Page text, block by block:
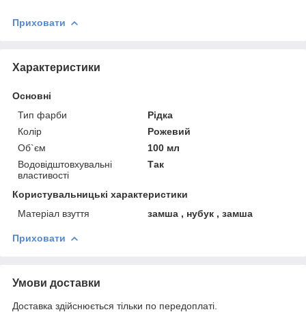
Приховати
Характеристики
Основні
Тип фарби
Рідка
Колір
Рожевий
Об`єм
100 мл
Водовідштовхувальні
властивості
Так
Користувальницькі характеристики
Матеріал взуття
замша , нубук , замша
Приховати
Умови доставки
Доставка здійснюється тільки по передоплаті.